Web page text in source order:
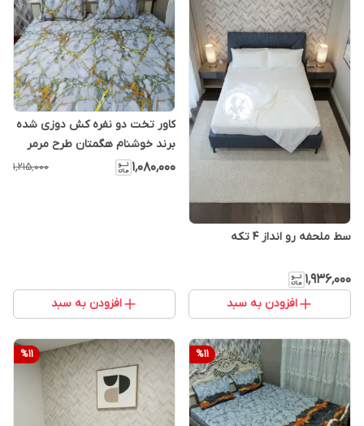
سط ملحفه رو انداز 4 تکه
۱٬۹۳۶٬۰۰۰
افزودن به سبد
کاور تخت دو نفره کش دوزی شده
برند خوشنام هگمتان طرح مرمر
سفید کد 001
۱٬۰۸۰٬۰۰۰ ۱٬۲۱۵٬۰۰۰
افزودن به سبد
%11
%11